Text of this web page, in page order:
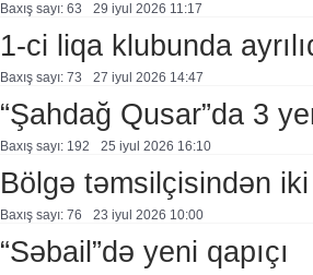
Baxış sayı: 63 29 i̇yul 2026 11:17
1-ci liqa klubunda
Baxış sayı: 73 27 i̇yul 2026 14:47
“Şahdağ Qusar”da 3
Baxış sayı: 192 25 i̇yul 2026 16:10
Bölgə təmsilçisindən
Baxış sayı: 76 23 i̇yul 2026 10:00
“Səbail”də yeni qapıçı